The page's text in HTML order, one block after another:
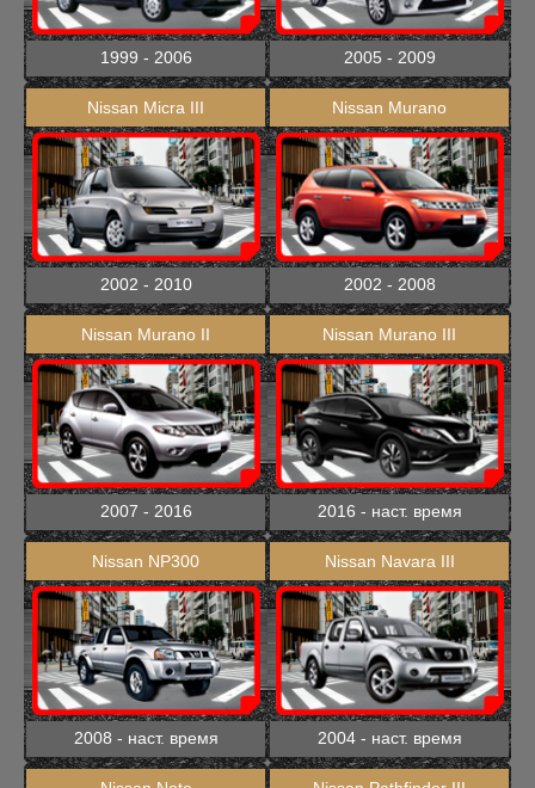
1999 - 2006 2005 - 2009
Nissan Micra III
2002 - 2010
Nissan Murano
2002 - 2008
Nissan Murano II
2007 - 2016
Nissan Murano III
2016 - наст. время
Nissan NP300
2008 - наст. время
Nissan Navara III
2004 - наст. время